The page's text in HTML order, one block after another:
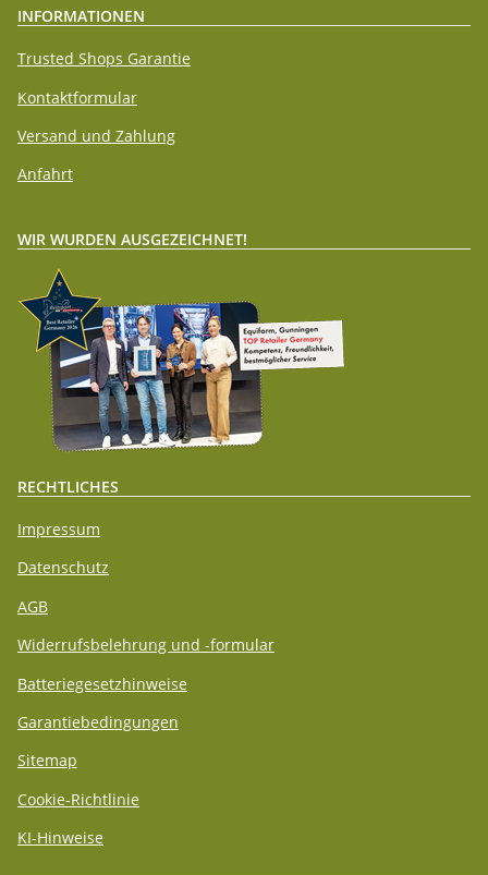
INFORMATIONEN
Trusted Shops Garantie
Kontaktformular
Versand und Zahlung
Anfahrt
WIR WURDEN AUSGEZEICHNET!
RECHTLICHES
Impressum
Datenschutz
AGB
Widerrufsbelehrung und -formular
Batteriegesetzhinweise
Garantiebedingungen
Sitemap
Cookie-Richtlinie
KI-Hinweise